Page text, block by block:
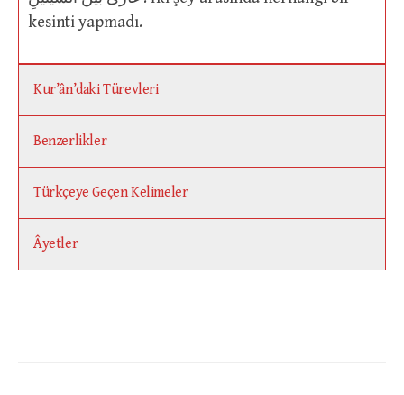
kesinti yapmadı.
Kur’ân’daki Türevleri
Benzerlikler
Türkçeye Geçen Kelimeler
Âyetler